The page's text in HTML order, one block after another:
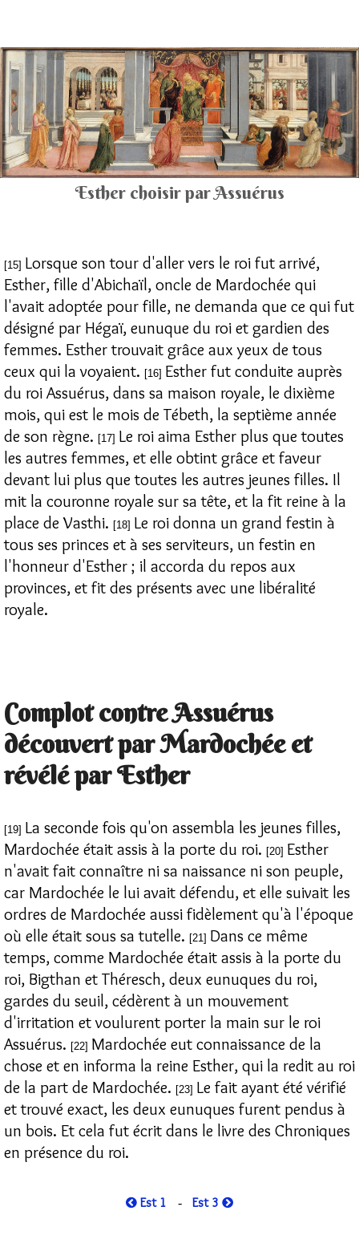
Esther choisir par Assuérus
[15] Lorsque son tour d'aller vers le roi fut arrivé,
Esther, fille d'Abichaïl, oncle de Mardochée qui
l'avait adoptée pour fille, ne demanda que ce qui fut
désigné par Hégaï, eunuque du roi et gardien des
femmes. Esther trouvait grâce aux yeux de tous
ceux qui la voyaient. [16] Esther fut conduite auprès
du roi Assuérus, dans sa maison royale, le dixième
mois, qui est le mois de Tébeth, la septième année
de son règne. [17] Le roi aima Esther plus que toutes
les autres femmes, et elle obtint grâce et faveur
devant lui plus que toutes les autres jeunes filles. Il
mit la couronne royale sur sa tête, et la fit reine à la
place de Vasthi. [18] Le roi donna un grand festin à
tous ses princes et à ses serviteurs, un festin en
l'honneur d'Esther ; il accorda du repos aux
provinces, et fit des présents avec une libéralité
royale.
Complot contre Assuérus
découvert par Mardochée et
révélé par Esther
[19] La seconde fois qu'on assembla les jeunes filles,
Mardochée était assis à la porte du roi. [20] Esther
n'avait fait connaître ni sa naissance ni son peuple,
car Mardochée le lui avait défendu, et elle suivait les
ordres de Mardochée aussi fidèlement qu'à l'époque
où elle était sous sa tutelle. [21] Dans ce même
temps, comme Mardochée était assis à la porte du
roi, Bigthan et Théresch, deux eunuques du roi,
gardes du seuil, cédèrent à un mouvement
d'irritation et voulurent porter la main sur le roi
Assuérus. [22] Mardochée eut connaissance de la
chose et en informa la reine Esther, qui la redit au roi
de la part de Mardochée. [23] Le fait ayant été vérifié
et trouvé exact, les deux eunuques furent pendus à
un bois. Et cela fut écrit dans le livre des Chroniques
en présence du roi.
Est 1 - Est 3